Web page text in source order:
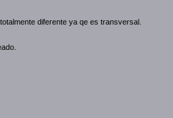
diferente ya qe es transversal.